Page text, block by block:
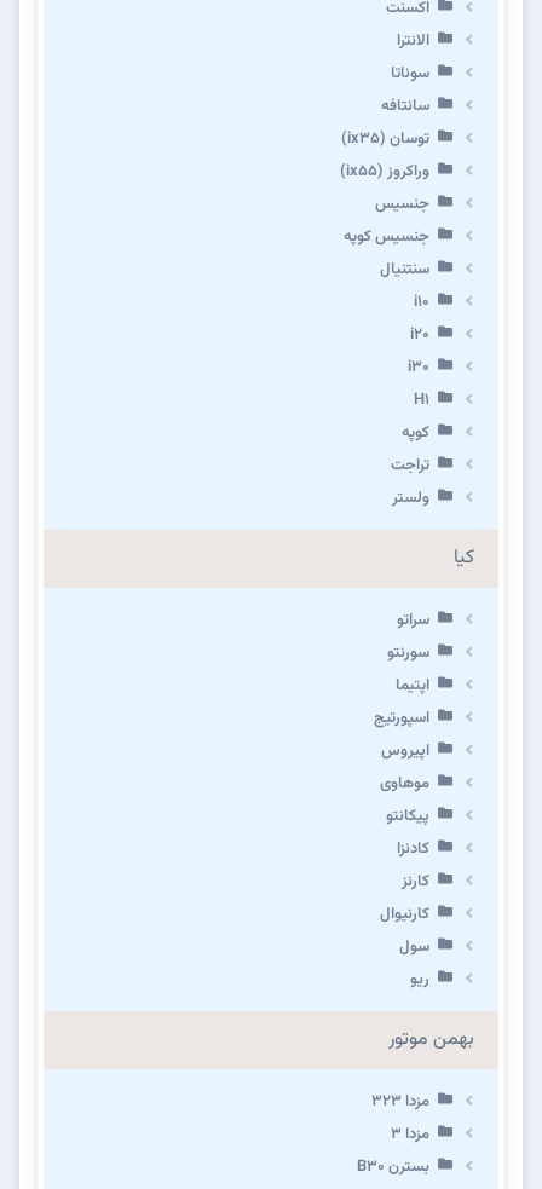
اکسنت
الانترا
سوناتا
سانتافه
توسان (ix35)
وراکروز (ix55)
جنسیس
جنسیس کوپه
سنتنیال
i10
i20
i30
H1
کوپه
تراجت
ولستر
کیا
سراتو
سورنتو
اپتیما
اسپورتیج
اپیروس
موهاوی
پیکانتو
کادنزا
کارنز
کارنیوال
سول
ریو
بهمن موتور
مزدا ۳۲۳
مزدا ۳
بسترن B۳۰